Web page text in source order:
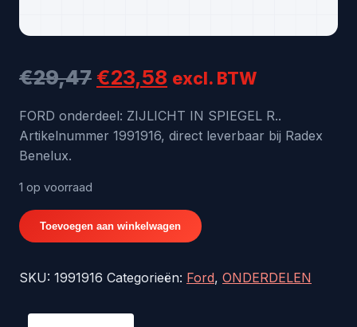
€29,47Oorspronkelijke
prijs
was:
€23,58 Huidige
prijs
is:
excl. BTW
FORD onderdeel: ZIJLICHT IN SPIEGEL R..
Artikelnummer 1991916, direct leverbaar bij Radex
Benelux.
1 op voorraad
ZIJLICHT
IN
R.
origineel
Toevoegen aan winkelwagen
SKU: 1991916 Categorieën: Ford, ONDERDELEN